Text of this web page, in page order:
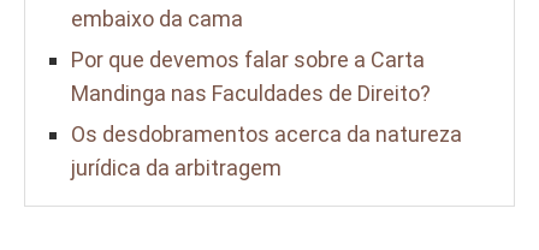
embaixo da cama
Por que devemos falar sobre a Carta
Mandinga nas Faculdades de Direito?
Os desdobramentos acerca da natureza
jurídica da arbitragem